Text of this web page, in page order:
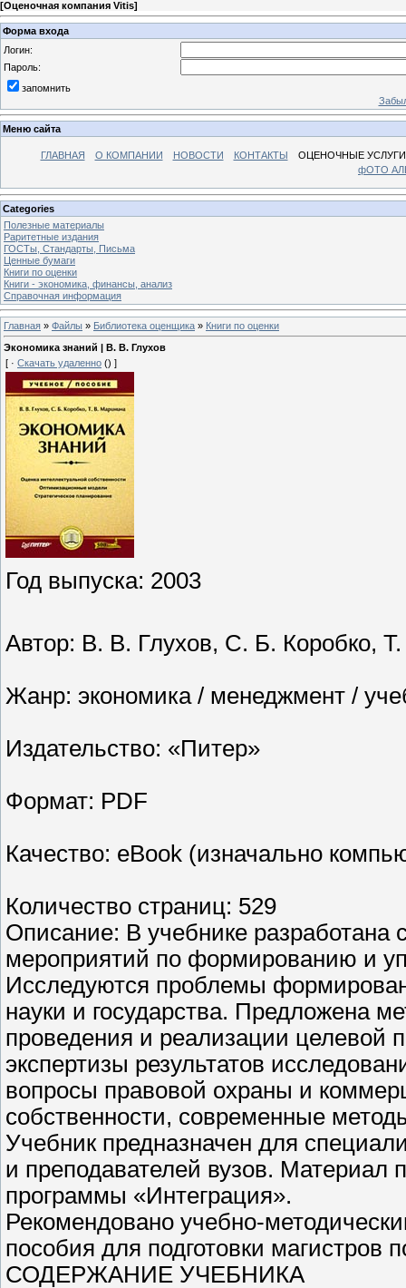
[Оценочная компания Vitis]
Форма входа
Логин:
Пароль:
запомнить
Меню сайта
ГЛАВНАЯ О КОМПАНИИ НОВОСТИ КОНТАКТЫ
ОЦЕНОЧНЫЕ УСЛУГИ
фОТО
Categories
Полезные материалы
Раритетные издания
ГОСТы, Стандарты, Письма
Ценные бумаги
Книги по оценки
Книги - экономика, финансы, анализ
Справочная информация
Главная » Файлы » Библиотека оценщика » Книги по оценки
Экономика знаний | В. В. Глухов
[ · Скачать удаленно () ]
Год выпуска: 2003
Автор: В. В. Глухов, С. Б. Коробко,
Жанр: экономика / менеджмент /
Издательство: «Питер»
Формат: PDF
Качество: eBook (изначально
Количество страниц: 529
Описание: В учебнике разработана
мероприятий по формированию и
Исследуются проблемы
науки и государства. Предложена
проведения и реализации
экспертизы результатов
вопросы правовой охраны и
собственности, современные
Учебник предназначен для
и преподавателей вузов. Материал
программы «Интеграция».
Рекомендовано учебно-
пособия для подготовки
СОДЕРЖАНИЕ УЧЕБНИКА